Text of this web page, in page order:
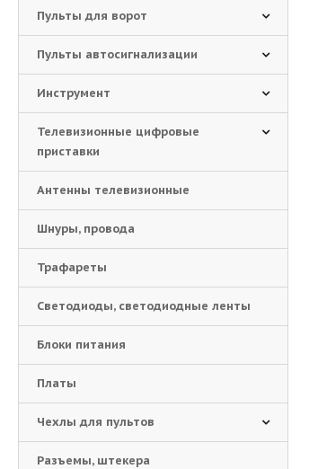
Пульты для ворот
Пульты автосигнализации
Инструмент
Телевизионные цифровые
приставки
Антенны телевизионные
Шнуры, провода
Трафареты
Светодиоды, светодиодные ленты
Блоки питания
Платы
Чехлы для пультов
Разъемы, штекера